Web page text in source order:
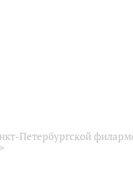
Петербургской